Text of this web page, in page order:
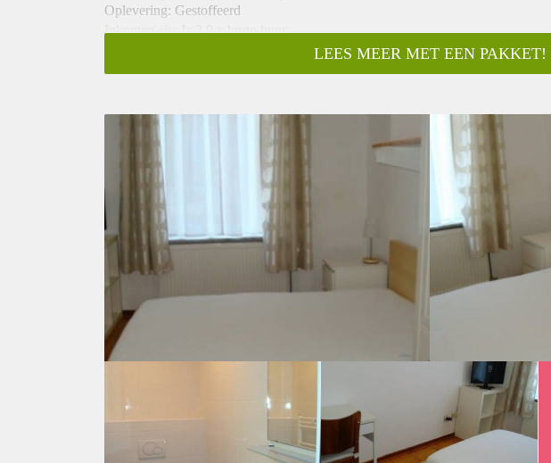
Oplevering: Gestoffeerd
Inkomen eis: Ja 2,9 x bruto huur
Borg: 1 maand
Gedeelde keuken: Nee
Gedeelde Douche: Nee
Gedeelde woonkamer: Nee
Huisgenoten: Nee
Geslacht huisgenoten: N.v.t.
LEES MEER MET EEN PAKKET!